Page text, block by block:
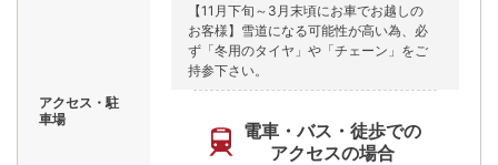
アクセス・駐
車場
【11月下旬～3月末頃にお車でお越しの
お客様】雪道になる可能性が高い為、必
ず「冬用のタイヤ」や「チェーン」をご
持参下さい。
電車・バス・徒歩での
アクセスの場合